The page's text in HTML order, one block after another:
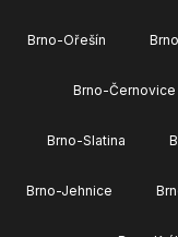
Brno-Ořešín
Brno-Černovice
Brno-Slatina
Brno-Jehnice